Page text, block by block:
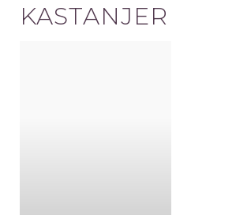
KASTANJER